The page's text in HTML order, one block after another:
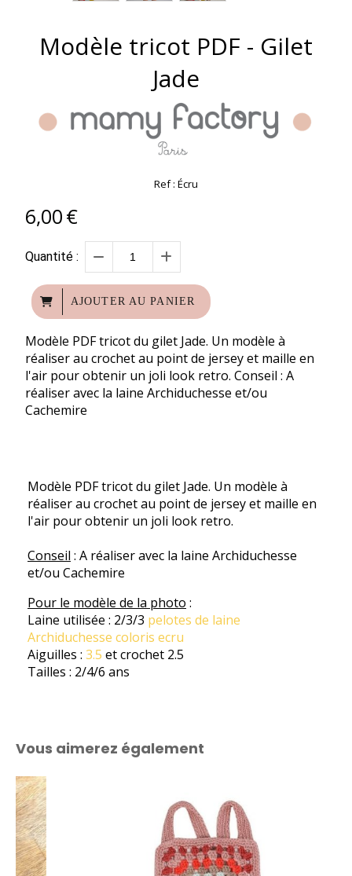
Modèle tricot PDF - Gilet
Jade
Ref : Écru
6,00€
Quantité :
AJOUTER AU PANIER
Modèle PDF tricot du gilet Jade. Un modèle à
réaliser au crochet au point de jersey et maille en
l'air pour obtenir un joli look retro. Conseil : A
réaliser avec la laine Archiduchesse et/ou
Cachemire
Modèle PDF tricot du gilet Jade. Un modèle à
réaliser au crochet au point de jersey et maille en
l'air pour obtenir un joli look retro.
Conseil : A réaliser avec la laine Archiduchesse
et/ou Cachemire
Pour le modèle de la photo :
Laine utilisée : 2/3/3 pelotes de laine
Archiduchesse coloris ecru
Aiguilles : 3.5 et crochet 2.5
Tailles : 2/4/6 ans
Vous aimerez également